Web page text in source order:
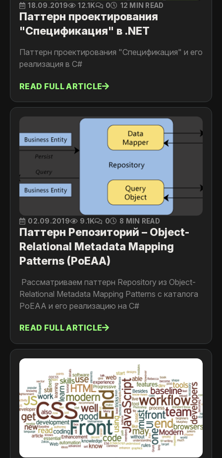
18.09.2019 12.1K 0 12 MIN READ
Паттерн проектирования
"Спецификация" в .NET
Паттерн проектирования "Спецификация" и его
реализация в C#
READ FULL ARTICLE
02.09.2019 9.1K 0 8 MIN READ
Паттерн Репозиторий – Object-
Relational Metadata Mapping
Patterns (PoEAA)
Рассматриваем паттерн Repository из Object-
Relational Metadata Mapping Patterns с каталога
PoEAA и его реализацию на C#
READ FULL ARTICLE